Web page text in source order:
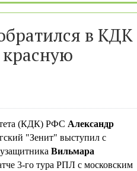
в КДК
(КДК) РФС Александр
"Зенит" выступил с
Вильмара
3-го тура РПЛ с московским